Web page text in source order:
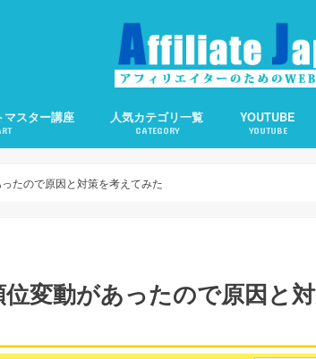
マスター講座 人気カテゴリ一覧
CATEGORY
YOUTUBE
YOUTUBE
たので原因と対策を考えてみた
変動があったので原因と